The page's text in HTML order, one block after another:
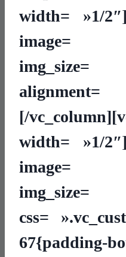
width= »1/
[/
width= »1/
css=